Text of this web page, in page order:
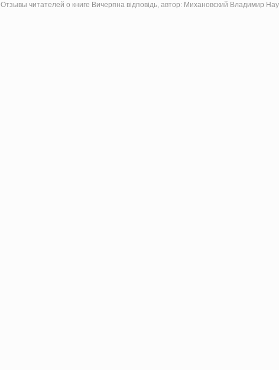
Отзывы читателей о книге Вичерпна відповідь, автор: Михановский Владимир